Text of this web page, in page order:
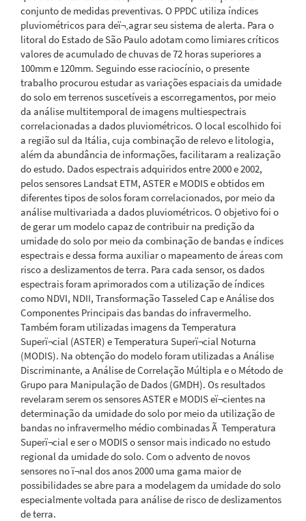
conjunto de medidas preventivas. O PPDC utiliza índices
pluviométricos para deï¬‚agrar seu sistema de alerta. Para o
litoral do Estado de São Paulo adotam como limiares críticos
valores de acumulado de chuvas de 72 horas superiores a
100mm e 120mm. Seguindo esse raciocínio, o presente
trabalho procurou estudar as variações espaciais da umidade
do solo em terrenos suscetíveis a escorregamentos, por meio
da análise multitemporal de imagens multiespectrais
correlacionadas a dados pluviométricos. O local escolhido foi
a região sul da Itália, cuja combinação de relevo e litologia,
além da abundância de informações, facilitaram a realização
do estudo. Dados espectrais adquiridos entre 2000 e 2002,
pelos sensores Landsat ETM, ASTER e MODIS e obtidos em
diferentes tipos de solos foram correlacionados, por meio da
análise multivariada a dados pluviométricos. O objetivo foi o
de gerar um modelo capaz de contribuir na predição da
umidade do solo por meio da combinação de bandas e índices
espectrais e dessa forma auxiliar o mapeamento de áreas com
risco a deslizamentos de terra. Para cada sensor, os dados
espectrais foram aprimorados com a utilização de índices
como NDVI, NDII, Transformação Tasseled Cap e Análise dos
Componentes Principais das bandas do infravermelho.
Também foram utilizadas imagens da Temperatura
Superï¬cial (ASTER) e Temperatura Superï¬cial Noturna
(MODIS). Na obtenção do modelo foram utilizadas a Análise
Discriminante, a Análise de Correlação Múltipla e o Método de
Grupo para Manipulação de Dados (GMDH). Os resultados
revelaram serem os sensores ASTER e MODIS eï¬cientes na
determinação da umidade do solo por meio da utilização de
bandas no infravermelho médio combinadas Ã Temperatura
Superï¬cial e ser o MODIS o sensor mais indicado no estudo
regional da umidade do solo. Com o advento de novos
sensores no ï¬nal dos anos 2000 uma gama maior de
possibilidades se abre para a modelagem da umidade do solo
especialmente voltada para análise de risco de deslizamentos
de terra.